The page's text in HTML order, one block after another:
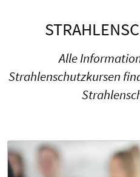
Alle
Strahlenschutzkursen